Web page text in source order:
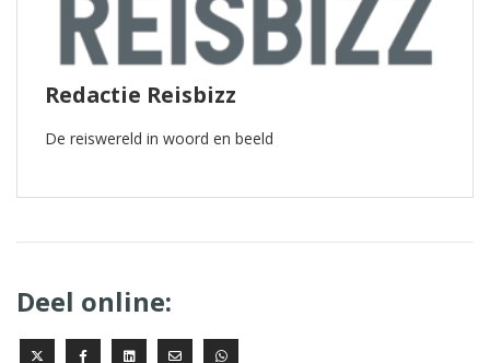
Redactie Reisbizz
De reiswereld in woord en beeld
Deel online: